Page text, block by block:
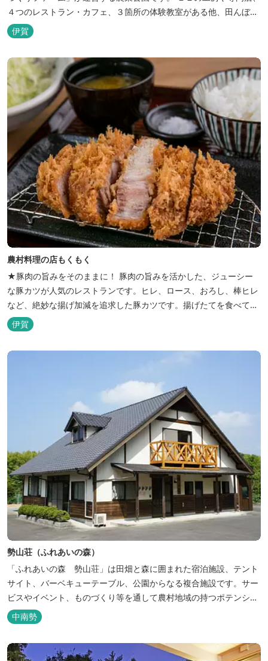
４つのレストラン・カフェ、３箇所の体験教室がある他、田んぼや
いかだ池など、「自然や農業」を身近に感じて楽しんでいただける
遊び場もあります。 園内では、ミニブタくんたちのショーを見た
り、ウインナーづくりやパンづくりなどの手づくり体験教室や、食
農体験プログラムに参加したり...
伊賀
農村料理の店もくもく
★豚肉の旨みをそのままに！ 豚肉の旨みを活かした、ジューシー
な豚カツが人気のレストランです。ヒレ、ロース、おろし、棒ヒレ
など、絶妙な揚げ加減を追求した豚カツです。揚げたてを食べてい
ただくために、注文後じっくり揚げてお出ししています。 ★手作
りのお蕎麦をお楽しみいただけます！ お蕎麦は毎日お店で打ってつ
伊賀
勢山荘（ふれあいの森）
「ふれあいの森 勢山荘」は田畑と森に囲まれた宿泊施設、テント
サイト、バーベキューテーブル、公園からなる複合施設です。サー
ビスやイベント、ものづくり等を通して農村地域の持つポテンシャ
ルを発信しています。 めだかやタガメなど水生生物が生息し、初夏
にはホタルが飛び交う「メダカ池」や、約９０００本のあじさいが
い田舎にタイムスリップしてみま...
中南勢